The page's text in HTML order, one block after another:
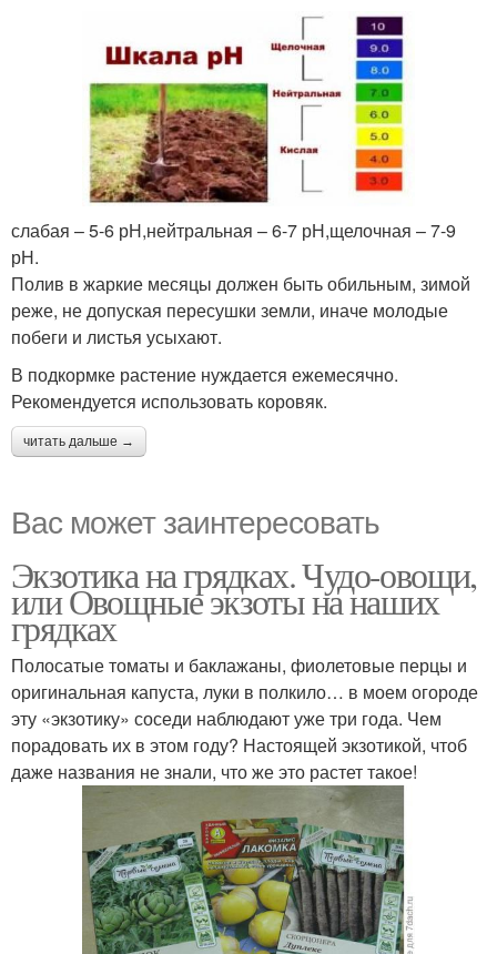
слабая – 5-6 рН,нейтральная – 6-7 рН,щелочная – 7-9
рН.
Полив в жаркие месяцы должен быть обильным, зимой
реже, не допуская пересушки земли, иначе молодые
побеги и листья усыхают.
В подкормке растение нуждается ежемесячно.
Рекомендуется использовать коровяк.
читать дальше →
Вас может заинтересовать
Экзотика на грядках. Чудо-овощи,
или Овощные экзоты на наших
грядках
Полосатые томаты и баклажаны, фиолетовые перцы и
оригинальная капуста, луки в полкило… в моем огороде
эту «экзотику» соседи наблюдают уже три года. Чем
порадовать их в этом году? Настоящей экзотикой, чтоб
даже названия не знали, что же это растет такое!